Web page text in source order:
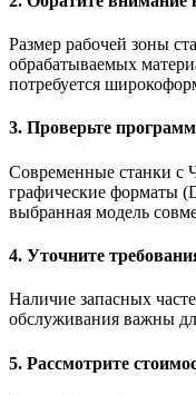
Размер рабочей зоны
обрабатываемых
потребуется
3. Проверьте
Современные станки
графические форматы
выбранная модель
4. Уточните
Наличие запасных
обслуживания важны
5. Рассмотрите